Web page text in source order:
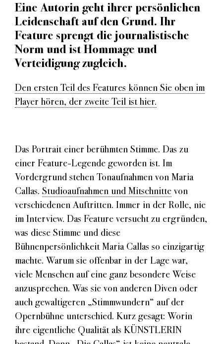
Eine Autorin geht ihrer persönlichen
Leidenschaft auf den Grund. Ihr
Feature sprengt die journalistische
Norm und ist Hommage und
Verteidigung zugleich.
Den ersten Teil des Features können Sie oben im
Player hören, der zweite Teil ist hier.
Das Portrait einer berühmten Stimme. Das zu
einer Feature-Legende geworden ist. Im
Vordergrund stehen Tonaufnahmen von Maria
Callas. Studioaufnahmen und Mitschnittevon
verschiedenen Auftritten. Immer in der Rolle, nie
im Interview. Das Feature versucht zu ergründen,
was diese Stimme und diese
Bühnenpersönlichkeit Maria Callas so einzigartig
machte. Warum sie offenbar in der Lage war,
viele Menschen auf eine ganz besondere Weise
anzusprechen. Was sie von anderen Diven oder
auch gewaltigeren „Stimmwundern“ auf der
Opernbühne unterschied. Kurz gesagt: Worin
ihre eigentliche Qualität als KÜNSTLERIN